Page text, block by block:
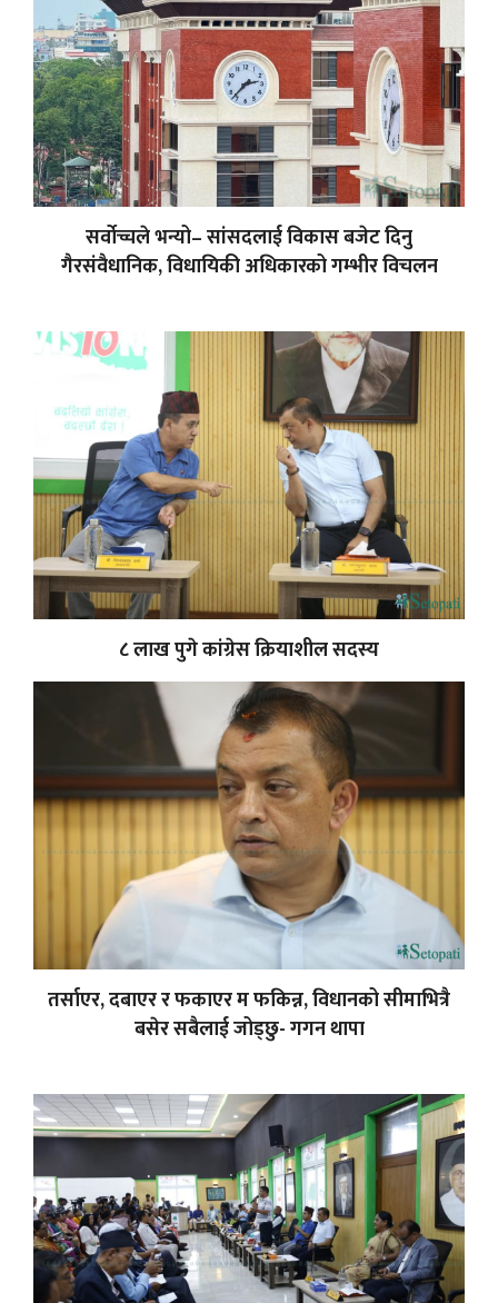
सर्वोच्चले भन्यो– सांसदलाई विकास बजेट दिनु
गैरसंवैधानिक, विधायिकी अधिकारको गम्भीर विचलन
८ लाख पुगे कांग्रेस क्रियाशील सदस्य
तर्साएर, दबाएर र फकाएर म फकिन्न, विधानको सीमाभित्रै
बसेर सबैलाई जोड्छु- गगन थापा